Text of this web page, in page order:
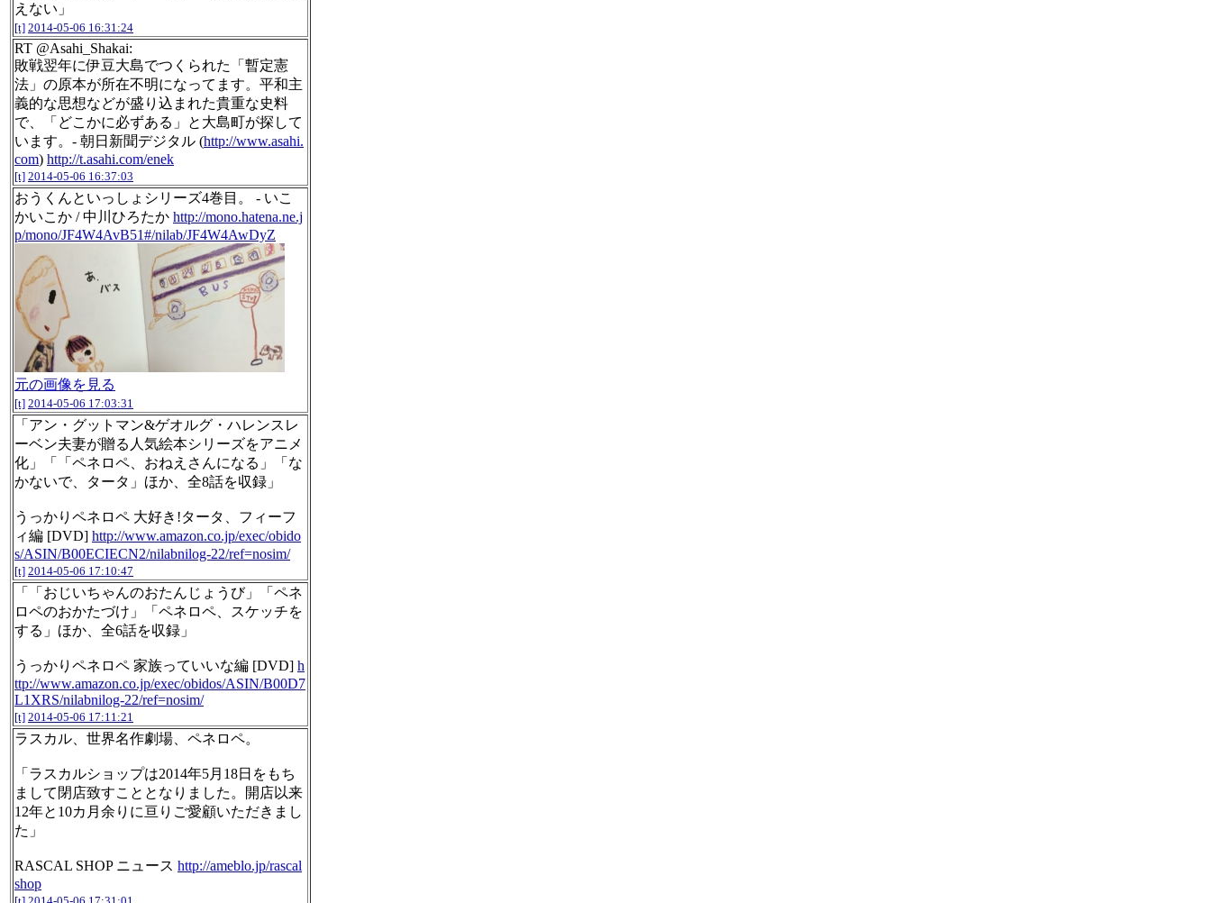
えない」
[t] 2014-05-06 16:31:24
RT @Asahi_Shakai:
敗戦翌年に伊豆大島でつくられた「暫定憲
法」の原本が所在不明になってます。平和主
義的な思想などが盛り込まれた貴重な史料
で、「どこかに必ずある」と大島町が探して
います。- 朝日新聞デジタル (http://www.asahi.
com) http://t.asahi.com/enek
[t] 2014-05-06 16:37:03
おうくんといっしょシリーズ4巻目。 - いこ
かいこか / 中川ひろたか http://mono.hatena.ne.j
p/mono/JF4W4AvB51#/nilab/JF4W4AwDyZ
元の画像を見る
[t] 2014-05-06 17:03:31
「アン・グットマン&ゲオルグ・ハレンスレ
ーベン夫妻が贈る人気絵本シリーズをアニメ
化」「「ペネロペ、おねえさんになる」「な
かないで、タータ」ほか、全8話を収録」
うっかりペネロペ 大好き!タータ、フィーフ
ィ編 [DVD] http://www.amazon.co.jp/exec/obido
s/ASIN/B00ECIECN2/nilabnilog-22/ref=nosim/
[t] 2014-05-06 17:10:47
「「おじいちゃんのおたんじょうび」「ペネ
ロペのおかたづけ」「ペネロペ、スケッチを
する」ほか、全6話を収録」
うっかりペネロペ 家族っていいな編 [DVD] h
ttp://www.amazon.co.jp/exec/obidos/ASIN/B00D7
L1XRS/nilabnilog-22/ref=nosim/
[t] 2014-05-06 17:11:21
ラスカル、世界名作劇場、ペネロペ。
「ラスカルショップは2014年5月18日をもち
まして閉店致すこととなりました。開店以来
12年と10カ月余りに亘りご愛顧いただきまし
た」
RASCAL SHOP ニュース http://ameblo.jp/rascal
shop